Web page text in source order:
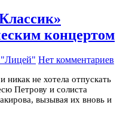
концертом
"Лицей" Нет комментариев
никак не хотела отпускать
Петрову и солиста
вызывая их вновь и